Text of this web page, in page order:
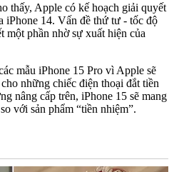
thấy, Apple có kế hoạch giải quyết
iPhone 14. Vấn đề thứ tư - tốc độ
một phần nhờ sự xuất hiện của
mẫu iPhone 15 Pro vì Apple sẽ
những chiếc điện thoại đắt tiền
nâng cấp trên, iPhone 15 sẽ mang
với sản phẩm “tiền nhiệm”.